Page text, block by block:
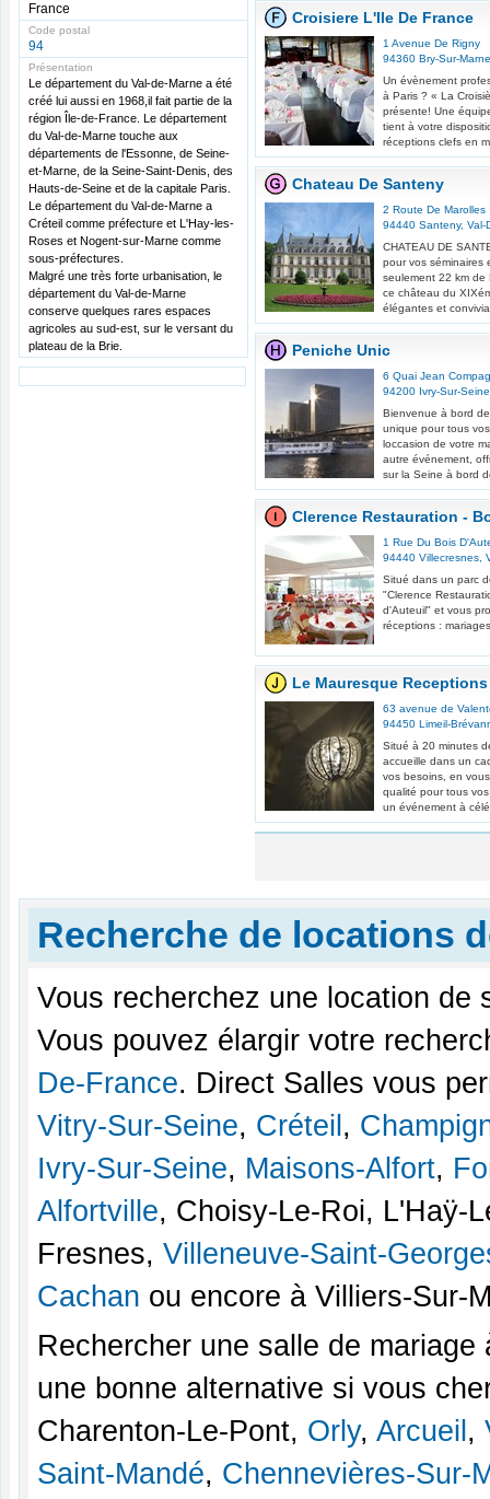
France
Code postal
94
Présentation
Le département du Val-de-Marne a été
créé lui aussi en 1968,il fait partie de la
région Île-de-France. Le département
du Val-de-Marne touche aux
départements de l'Essonne, de Seine-
et-Marne, de la Seine-Saint-Denis, des
Hauts-de-Seine et de la capitale Paris.
Le département du Val-de-Marne a
Créteil comme préfecture et L'Hay-les-
Roses et Nogent-sur-Marne comme
sous-préfectures.
Malgré une très forte urbanisation, le
département du Val-de-Marne
conserve quelques rares espaces
agricoles au sud-est, sur le versant du
plateau de la Brie.
Croisiere L'Ile De France
1 Avenue De Rigny
94360 Bry-Sur-Marne
Un évènement
à Paris ? « La
présente! Une
tient à votre
réceptions clefs en
Chateau De Santeny
2 Route De Marolles
94440 Santeny, Val-
CHATEAU DE
pour vos séminaires
seulement 22 km
ce château du
élégantes et
Peniche Unic
6 Quai Jean
94200 Ivry-Sur-Seine
Bienvenue à bord
unique pour tous
loccasion de votre
autre événement,
sur la Seine à bord
Clerence Restauration -
1 Rue Du Bois
94440 Villecresnes
Situé dans un parc
"Clerence
d'Auteuil" et vous
réceptions :
Le Mauresque Receptions
63 avenue de
94450 Limeil-
Situé à 20 minutes
accueille dans un
vos besoins, en
qualité pour tous
un événement à
Recherche de locations
Vous recherchez une location de
Vous pouvez élargir votre
De-France. Direct Salles vous
Vitry-Sur-Seine, Créteil ,
Ivry-Sur-Seine, Maisons-Alfort,
Alfortville, Choisy-Le-Roi, L'Haÿ-
Fresnes, Villeneuve-Saint-
Cachan ou encore à Villiers-Sur-
Rechercher une salle de
une bonne alternative si vous
Charenton-Le-Pont, Orly, Arcueil ,
Saint-Mandé, Chennevières-Sur-